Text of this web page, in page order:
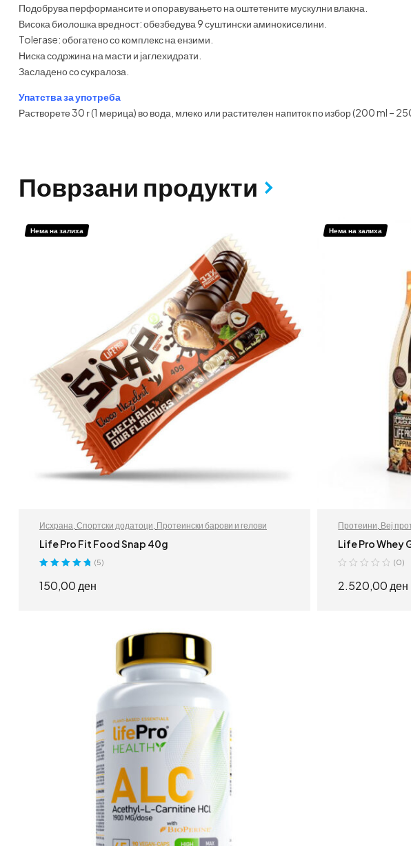
Подобрува перформансите и опоравувањето на оштетените мускулни влакна.
Висока биолошка вредност: обезбедува 9 суштински аминокиселини.
Tolerase: обогатено со комплекс на ензими.
Ниска содржина на масти и јаглехидрати.
Засладено со сукралоза.
Упатства за употреба
Растворете 30 г (1 мерица) во вода, млеко или растителен напиток по избор (200 ml –
Поврзани продукти
Нема на залиха
Исхрана, Спортски додатоци, Протеински барови и гелови
Life Pro Fit Food Snap 40g
од 5
(5)
150,00ден
ИЗБЕРИ ОПЦИИ
Нема на залиха
Протеини, Веј
Life Pro Whey
(0)
2.520,00ден